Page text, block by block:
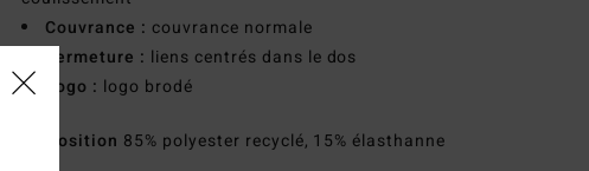
Couvrance : couvrance normale
Fermeture : liens centrés dans le dos
Logo : logo brodé
Composition 85% polyester recyclé, 15% élasthanne